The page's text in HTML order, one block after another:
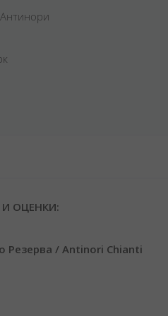
ОЦЕНКИ:
Резерва / Antinori Chianti